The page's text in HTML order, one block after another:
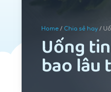
Home / Chia sẻ hay /
Uống
bao lâu